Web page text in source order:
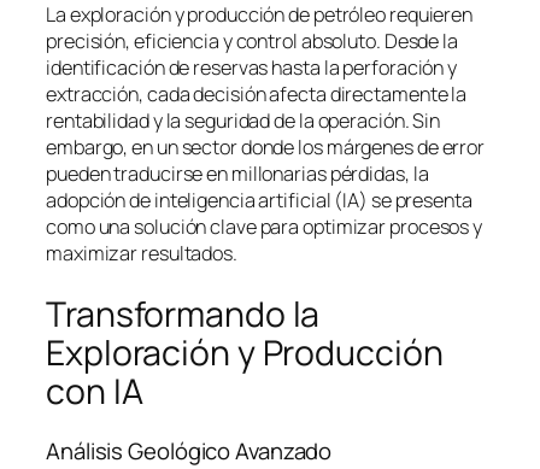
La exploración y producción de petróleo requieren
precisión, eficiencia y control absoluto. Desde la
identificación de reservas hasta la perforación y
extracción, cada decisión afecta directamente la
rentabilidad y la seguridad de la operación. Sin
embargo, en un sector donde los márgenes de error
pueden traducirse en millonarias pérdidas, la
adopción de inteligencia artificial (IA) se presenta
como una solución clave para optimizar procesos y
maximizar resultados.
Transformando la
Exploración y Producción
con IA
Análisis Geológico Avanzado